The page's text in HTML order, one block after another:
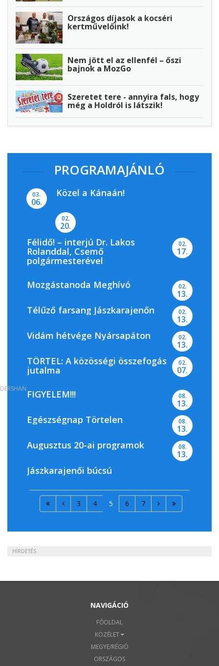
Országos díjasok a kocséri
kertművelőink!
Nem jött el az ellenfél – őszi
bajnok a MozGo
Szeretet tere - annyira fals, hogy
még a Holdról is látszik!
PROGRAMAJÁNLÓ
03.
06.
Közel a Kánaán!
02.
20.
Félidő! – interjú Dr. Lakos
Rolanddal, Csemő
polgármesterével
02.
17.
Mozgástanoda Meghívó 02.
13.
Télűző farsang Jászkarajenőn 02.
13.
Vidám hétvége Nyársapáton 02.
13.
TÖRTEL: A közösségi összefogás
jutalma
02.
07.
FIGYELEM!!! 08.
13.
Egészségnap Törtelen 08.
13.
Augusztus 20-ai programok 08.
13.
Jászkarajenői búcsú
3 4 5 6 7
HÍRDETÉS
NAVIGÁCIÓ
FŐOLDAL
KÖZÉLET
MEGYE/RÉGIÓ
ORSZÁGOS
DERSHAN